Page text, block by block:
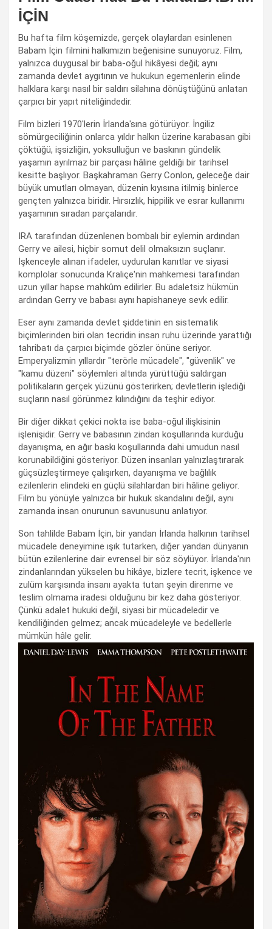
İÇİN
Bu hafta film köşemizde, gerçek olaylardan esinlenen
Babam İçin filmini halkımızın beğenisine sunuyoruz. Film,
yalnızca duygusal bir baba-oğul hikâyesi değil; aynı
zamanda devlet aygıtının ve hukukun egemenlerin elinde
halklara karşı nasıl bir saldırı silahına dönüştüğünü anlatan
çarpıcı bir yapıt niteliğindedir.
Film bizleri 1970'lerin İrlanda'sına götürüyor. İngiliz
sömürgeciliğinin onlarca yıldır halkın üzerine karabasan gibi
çöktüğü, işsizliğin, yoksulluğun ve baskının gündelik
yaşamın ayrılmaz bir parçası hâline geldiği bir tarihsel
kesitte başlıyor. Başkahraman Gerry Conlon, geleceğe dair
büyük umutları olmayan, düzenin kıyısına itilmiş binlerce
gençten yalnızca biridir. Hırsızlık, hippilik ve esrar kullanımı
yaşamının sıradan parçalarıdır.
IRA tarafından düzenlenen bombalı bir eylemin ardından
Gerry ve ailesi, hiçbir somut delil olmaksızın suçlanır.
İşkenceyle alınan ifadeler, uydurulan kanıtlar ve siyasi
komplolar sonucunda Kraliçe'nin mahkemesi tarafından
uzun yıllar hapse mahkûm edilirler. Bu adaletsiz hükmün
ardından Gerry ve babası aynı hapishaneye sevk edilir.
Eser aynı zamanda devlet şiddetinin en sistematik
biçimlerinden biri olan tecridin insan ruhu üzerinde yarattığı
tahribatı da çarpıcı biçimde gözler önüne seriyor.
Emperyalizmin yıllardır "terörle mücadele", "güvenlik" ve
"kamu düzeni" söylemleri altında yürüttüğü saldırgan
politikaların gerçek yüzünü gösterirken; devletlerin işlediği
suçların nasıl görünmez kılındığını da teşhir ediyor.
Bir diğer dikkat çekici nokta ise baba-oğul ilişkisinin
işlenişidir. Gerry ve babasının zindan koşullarında kurduğu
dayanışma, en ağır baskı koşullarında dahi umudun nasıl
korunabildiğini gösteriyor. Düzen insanları yalnızlaştırarak
güçsüzleştirmeye çalışırken, dayanışma ve bağlılık
ezilenlerin elindeki en güçlü silahlardan biri hâline geliyor.
Film bu yönüyle yalnızca bir hukuk skandalını değil, aynı
zamanda insan onurunun savunusunu anlatıyor.
Son tahlilde Babam İçin, bir yandan İrlanda halkının tarihsel
mücadele deneyimine ışık tutarken, diğer yandan dünyanın
bütün ezilenlerine dair evrensel bir söz söylüyor. İrlanda'nın
zindanlarından yükselen bu hikâye, bizlere tecrit, işkence ve
zulüm karşısında insanı ayakta tutan şeyin direnme ve
teslim olmama iradesi olduğunu bir kez daha gösteriyor.
Çünkü adalet hukuki değil, siyasi bir mücadeledir ve
kendiliğinden gelmez; ancak mücadeleyle ve bedellerle
mümkün hâle gelir.